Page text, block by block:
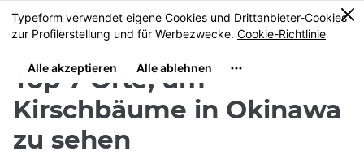
Größe
MENU
0
Top 7 Orte, um
Kirschbäume in Okinawa
zu sehen